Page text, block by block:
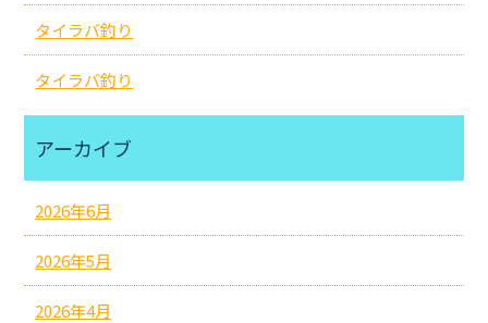
タイラバ釣り
タイラバ釣り
アーカイブ
2026年6月
2026年5月
2026年4月